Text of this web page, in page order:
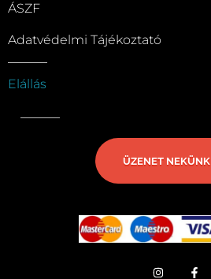
ÁSZF
Adatvédelmi Tájékoztató
Elállás
ÜZENET NEKÜNK